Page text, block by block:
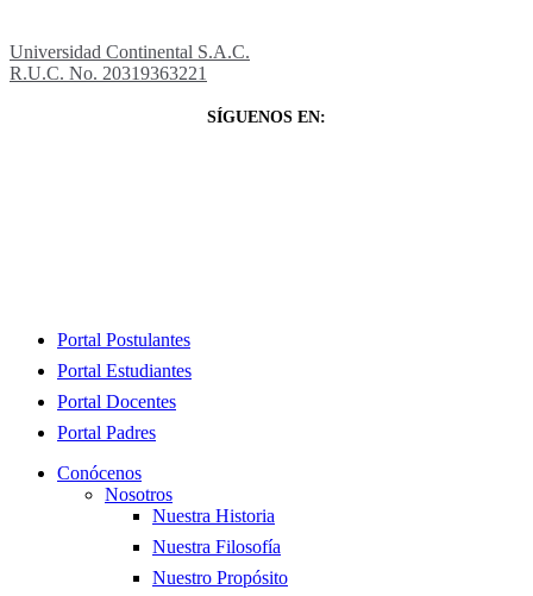
Universidad Continental S.A.C.
R.U.C. No. 20319363221
SÍGUENOS EN:
Close
Portal Postulantes
Portal Estudiantes
Portal Docentes
Portal Padres
Conócenos
Nosotros
Nuestra Historia
Nuestra Filosofía
Nuestro Propósito